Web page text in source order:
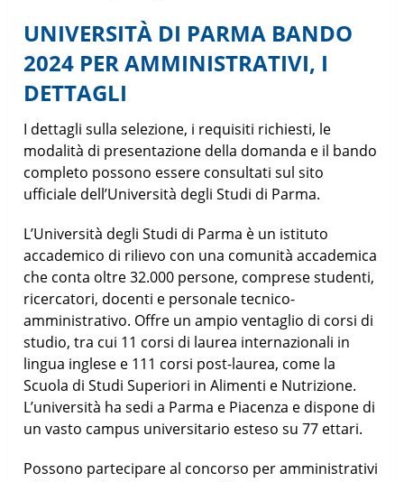
UNIVERSITÀ DI PARMA BANDO
2024 PER AMMINISTRATIVI, I
DETTAGLI
I dettagli sulla selezione, i requisiti richiesti, le
modalità di presentazione della domanda e il bando
completo possono essere consultati sul sito
ufficiale dell’Università degli Studi di Parma.
L’Università degli Studi di Parma è un istituto
accademico di rilievo con una comunità accademica
che conta oltre 32.000 persone, comprese studenti,
ricercatori, docenti e personale tecnico-
amministrativo. Offre un ampio ventaglio di corsi di
studio, tra cui 11 corsi di laurea internazionali in
lingua inglese e 111 corsi post-laurea, come la
Scuola di Studi Superiori in Alimenti e Nutrizione.
L’università ha sedi a Parma e Piacenza e dispone di
un vasto campus universitario esteso su 77 ettari.
Possono partecipare al concorso per amministrativi